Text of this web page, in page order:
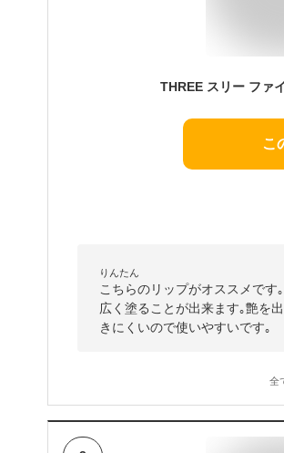
こ
りんたん
こちらのリップがオススメで
広く塗ることが出来ます｡艶を
きにくいので使いやすいです｡
全